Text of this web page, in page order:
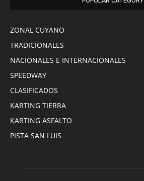
ZONAL CUYANO
TRADICIONALES
NACIONALES E INTERNACIONALES
SPEEDWAY
CLASIFICADOS
KARTING TIERRA
KARTING ASFALTO
PISTA SAN LUIS